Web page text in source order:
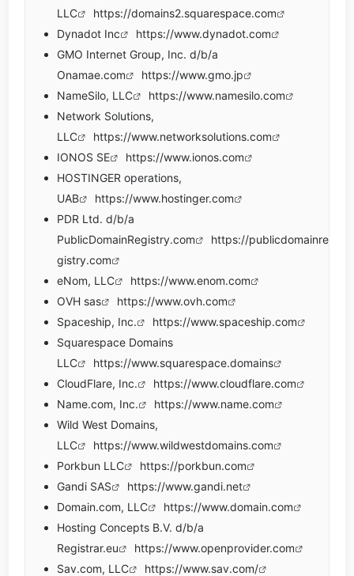
LLC
https://domains2.squarespace.com
Dynadot Inc
https://www.dynadot.com
GMO Internet Group, Inc. d/b/a
Onamae.com
https://www.gmo.jp
NameSilo, LLC
https://www.namesilo.com
Network Solutions,
LLC
https://www.networksolutions.com
IONOS SE
https://www.ionos.com
HOSTINGER operations,
UAB
https://www.hostinger.com
PDR Ltd. d/b/a
PublicDomainRegistry.com
https://publicdomainre
gistry.com
eNom, LLC
https://www.enom.com
OVH sas
https://www.ovh.com
Spaceship, Inc.
https://www.spaceship.com
Squarespace Domains
LLC
https://www.squarespace.domains
CloudFlare, Inc.
https://www.cloudflare.com
Name.com, Inc.
https://www.name.com
Wild West Domains,
LLC
https://www.wildwestdomains.com
Porkbun LLC
https://porkbun.com
Gandi SAS
https://www.gandi.net
Domain.com, LLC
https://www.domain.com
Hosting Concepts B.V. d/b/a
Registrar.eu
https://www.openprovider.com
Sav.com, LLC
https://www.sav.com/